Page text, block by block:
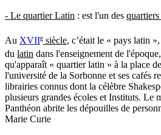
- Le quartier Latin : est l'un des
Au XVIIe siècle, c’était le « pays latin
du latin dans l'enseignement de
qu'apparaît « quartier latin » à la place
l'université de la Sorbonne et ses cafés
librairies connus dont la célèbre
plusieurs grandes écoles et Instituts. Le
Panthéon abrite les dépouilles de
Marie Curie